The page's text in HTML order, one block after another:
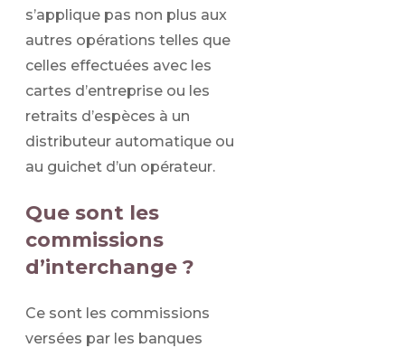
s’applique pas non plus aux
autres opérations telles que
celles effectuées avec les
cartes d’entreprise ou les
retraits d’espèces à un
distributeur automatique ou
au guichet d’un opérateur.
Que sont les
commissions
d’interchange ?
Ce sont les commissions
versées par les banques